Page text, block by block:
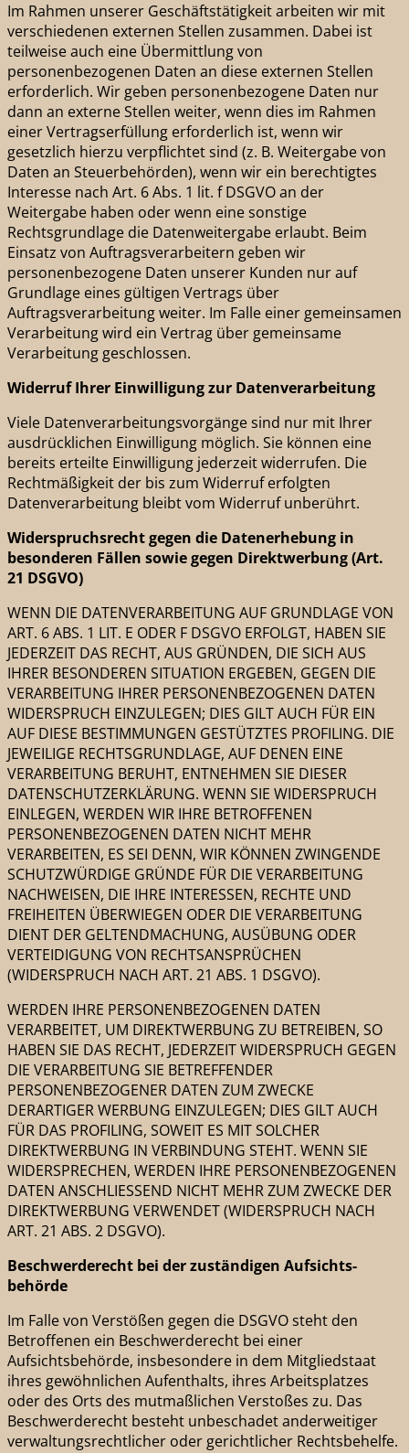
Im Rahmen unserer Geschäftstätigkeit arbeiten wir mit
verschiedenen externen Stellen zusammen. Dabei ist
teilweise auch eine Übermittlung von
personenbezogenen Daten an diese externen Stellen
erforderlich. Wir geben personenbezogene Daten nur
dann an externe Stellen weiter, wenn dies im Rahmen
einer Vertragserfüllung erforderlich ist, wenn wir
gesetzlich hierzu verpflichtet sind (z. B. Weitergabe von
Daten an Steuerbehörden), wenn wir ein berechtigtes
Interesse nach Art. 6 Abs. 1 lit. f DSGVO an der
Weitergabe haben oder wenn eine sonstige
Rechtsgrundlage die Datenweitergabe erlaubt. Beim
Einsatz von Auftragsverarbeitern geben wir
personenbezogene Daten unserer Kunden nur auf
Grundlage eines gültigen Vertrags über
Auftragsverarbeitung weiter. Im Falle einer gemeinsamen
Verarbeitung wird ein Vertrag über gemeinsame
Verarbeitung geschlossen.
Widerruf Ihrer Einwilligung zur Datenverarbeitung
Viele Datenverarbeitungsvorgänge sind nur mit Ihrer
ausdrücklichen Einwilligung möglich. Sie können eine
bereits erteilte Einwilligung jederzeit widerrufen. Die
Rechtmäßigkeit der bis zum Widerruf erfolgten
Datenverarbeitung bleibt vom Widerruf unberührt.
Widerspruchsrecht gegen die Datenerhebung in
besonderen Fällen sowie gegen Direktwerbung (Art.
21 DSGVO)
WENN DIE DATENVERARBEITUNG AUF GRUNDLAGE VON
ART. 6 ABS. 1 LIT. E ODER F DSGVO ERFOLGT, HABEN SIE
JEDERZEIT DAS RECHT, AUS GRÜNDEN, DIE SICH AUS
IHRER BESONDEREN SITUATION ERGEBEN, GEGEN DIE
VERARBEITUNG IHRER PERSONENBEZOGENEN DATEN
WIDERSPRUCH EINZULEGEN; DIES GILT AUCH FÜR EIN
AUF DIESE BESTIMMUNGEN GESTÜTZTES PROFILING. DIE
JEWEILIGE RECHTSGRUNDLAGE, AUF DENEN EINE
VERARBEITUNG BERUHT, ENTNEHMEN SIE DIESER
DATENSCHUTZERKLÄRUNG. WENN SIE WIDERSPRUCH
EINLEGEN, WERDEN WIR IHRE BETROFFENEN
PERSONENBEZOGENEN DATEN NICHT MEHR
VERARBEITEN, ES SEI DENN, WIR KÖNNEN ZWINGENDE
SCHUTZWÜRDIGE GRÜNDE FÜR DIE VERARBEITUNG
NACHWEISEN, DIE IHRE INTERESSEN, RECHTE UND
FREIHEITEN ÜBERWIEGEN ODER DIE VERARBEITUNG
DIENT DER GELTENDMACHUNG, AUSÜBUNG ODER
VERTEIDIGUNG VON RECHTSANSPRÜCHEN
(WIDERSPRUCH NACH ART. 21 ABS. 1 DSGVO).
WERDEN IHRE PERSONENBEZOGENEN DATEN
VERARBEITET, UM DIREKTWERBUNG ZU BETREIBEN, SO
HABEN SIE DAS RECHT, JEDERZEIT WIDERSPRUCH GEGEN
DIE VERARBEITUNG SIE BETREFFENDER
PERSONENBEZOGENER DATEN ZUM ZWECKE
DERARTIGER WERBUNG EINZULEGEN; DIES GILT AUCH
FÜR DAS PROFILING, SOWEIT ES MIT SOLCHER
DIREKTWERBUNG IN VERBINDUNG STEHT. WENN SIE
WIDERSPRECHEN, WERDEN IHRE PERSONENBEZOGENEN
DATEN ANSCHLIESSEND NICHT MEHR ZUM ZWECKE DER
DIREKTWERBUNG VERWENDET (WIDERSPRUCH NACH
ART. 21 ABS. 2 DSGVO).
Beschwerde­recht bei der zuständigen Aufsichts­
behörde
Im Falle von Verstößen gegen die DSGVO steht den
Betroffenen ein Beschwerderecht bei einer
Aufsichtsbehörde, insbesondere in dem Mitgliedstaat
ihres gewöhnlichen Aufenthalts, ihres Arbeitsplatzes
oder des Orts des mutmaßlichen Verstoßes zu. Das
Beschwerderecht besteht unbeschadet anderweitiger
verwaltungsrechtlicher oder gerichtlicher Rechtsbehelfe.